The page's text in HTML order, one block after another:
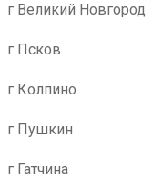
г Великий Новгород
г Псков
г Колпино
г Пушкин
г Гатчина